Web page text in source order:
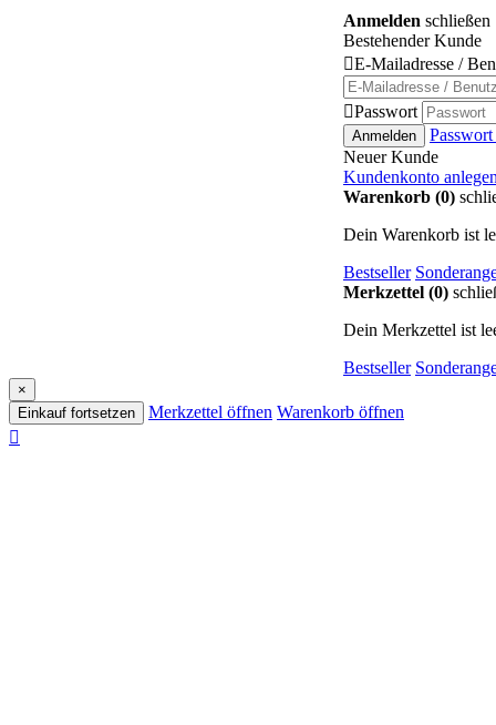
Anmelden schließen
Bestehender Kunde
E-Mailadresse /
Passwort
Anmelden
Passwort
Neuer Kunde
Kundenkonto
Warenkorb (0)
Dein Warenkorb ist
Bestseller
Merkzettel (0)
Dein Merkzettel ist
Bestseller
×
Einkauf fortsetzen
Merkzettel öffnen Warenkorb öffnen
